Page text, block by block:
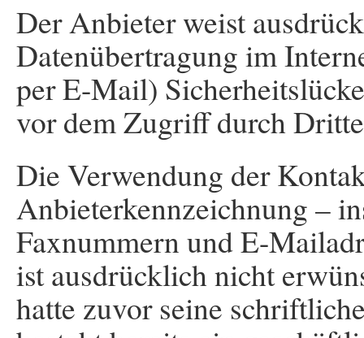
Der Anbieter weist
Datenübertragung im
per E-Mail)
vor dem Zugriff durch
Die Verwendung der
Anbieterkennzeichnung –
Faxnummern und E-
ist ausdrücklich nicht
hatte zuvor seine